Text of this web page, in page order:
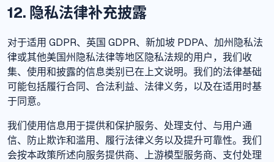
12. 隐私法律补充披露
对于适用 GDPR、英国 GDPR、新加坡 PDPA、加州隐私法
律或其他美国州隐私法律等地区隐私法规的用户，我们收
集、使用和披露的信息类别已在上文说明。我们的法律基础
可能包括履行合同、合法利益、法律义务，以及在适用时基
于同意。
我们使用信息用于提供和保护服务、处理支付、与用户通
信、防止欺诈和滥用、履行法律义务以及提升可靠性。我们
会按本政策所述向服务提供商、上游模型服务商、支付处理